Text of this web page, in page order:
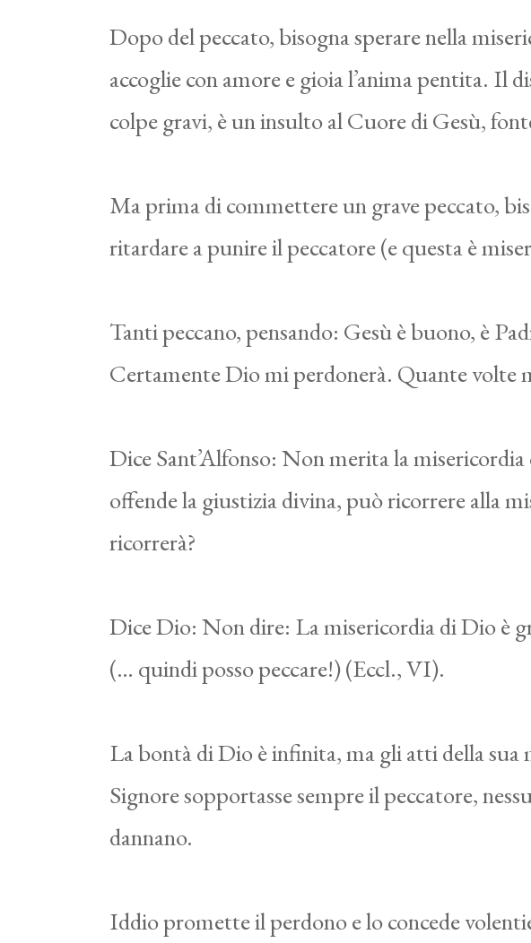
Dopo del peccato, bisogna sperare nella
accoglie con amore e gioia l’anima pentita. Il
colpe gravi, è un insulto al Cuore di Gesù,
Ma prima di commettere un grave peccato,
ritardare a punire il peccatore (e questa è
Tanti peccano, pensando: Gesù è buono, è
Certamente Dio mi perdonerà. Quante volte
Dice Sant’Alfonso: Non merita la
offende la giustizia divina, può ricorrere alla
ricorrerà?
Dice Dio: Non dire: La misericordia di Dio è
(… quindi posso peccare!) (Eccl., VI).
La bontà di Dio è infinita, ma gli atti della
Signore sopportasse sempre il peccatore,
dannano.
Iddio promette il perdono e lo concede